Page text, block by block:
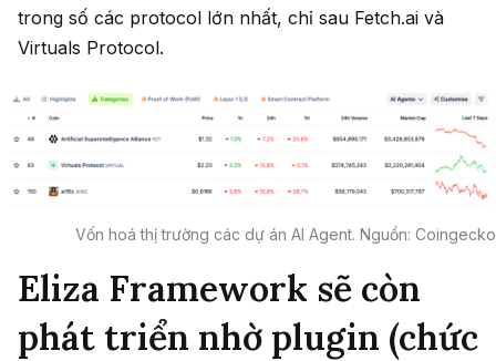
trong số các protocol lớn nhất, chỉ sau Fetch.ai và
Virtuals Protocol.
Vốn hoá thị trường các dự án AI Agent. Nguồn: Coingecko
Eliza Framework sẽ còn
phát triển nhờ plugin (chức